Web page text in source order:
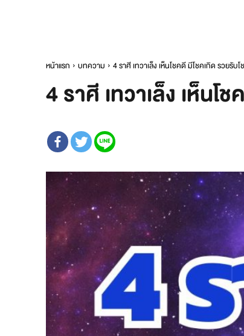
หน้าแรก บทความ 4 ราศี เทวาเล็ง เห็นโชคดี มีโชคเกิด รวยรับ
4 ราศี เทวาเล็ง เห็นโ